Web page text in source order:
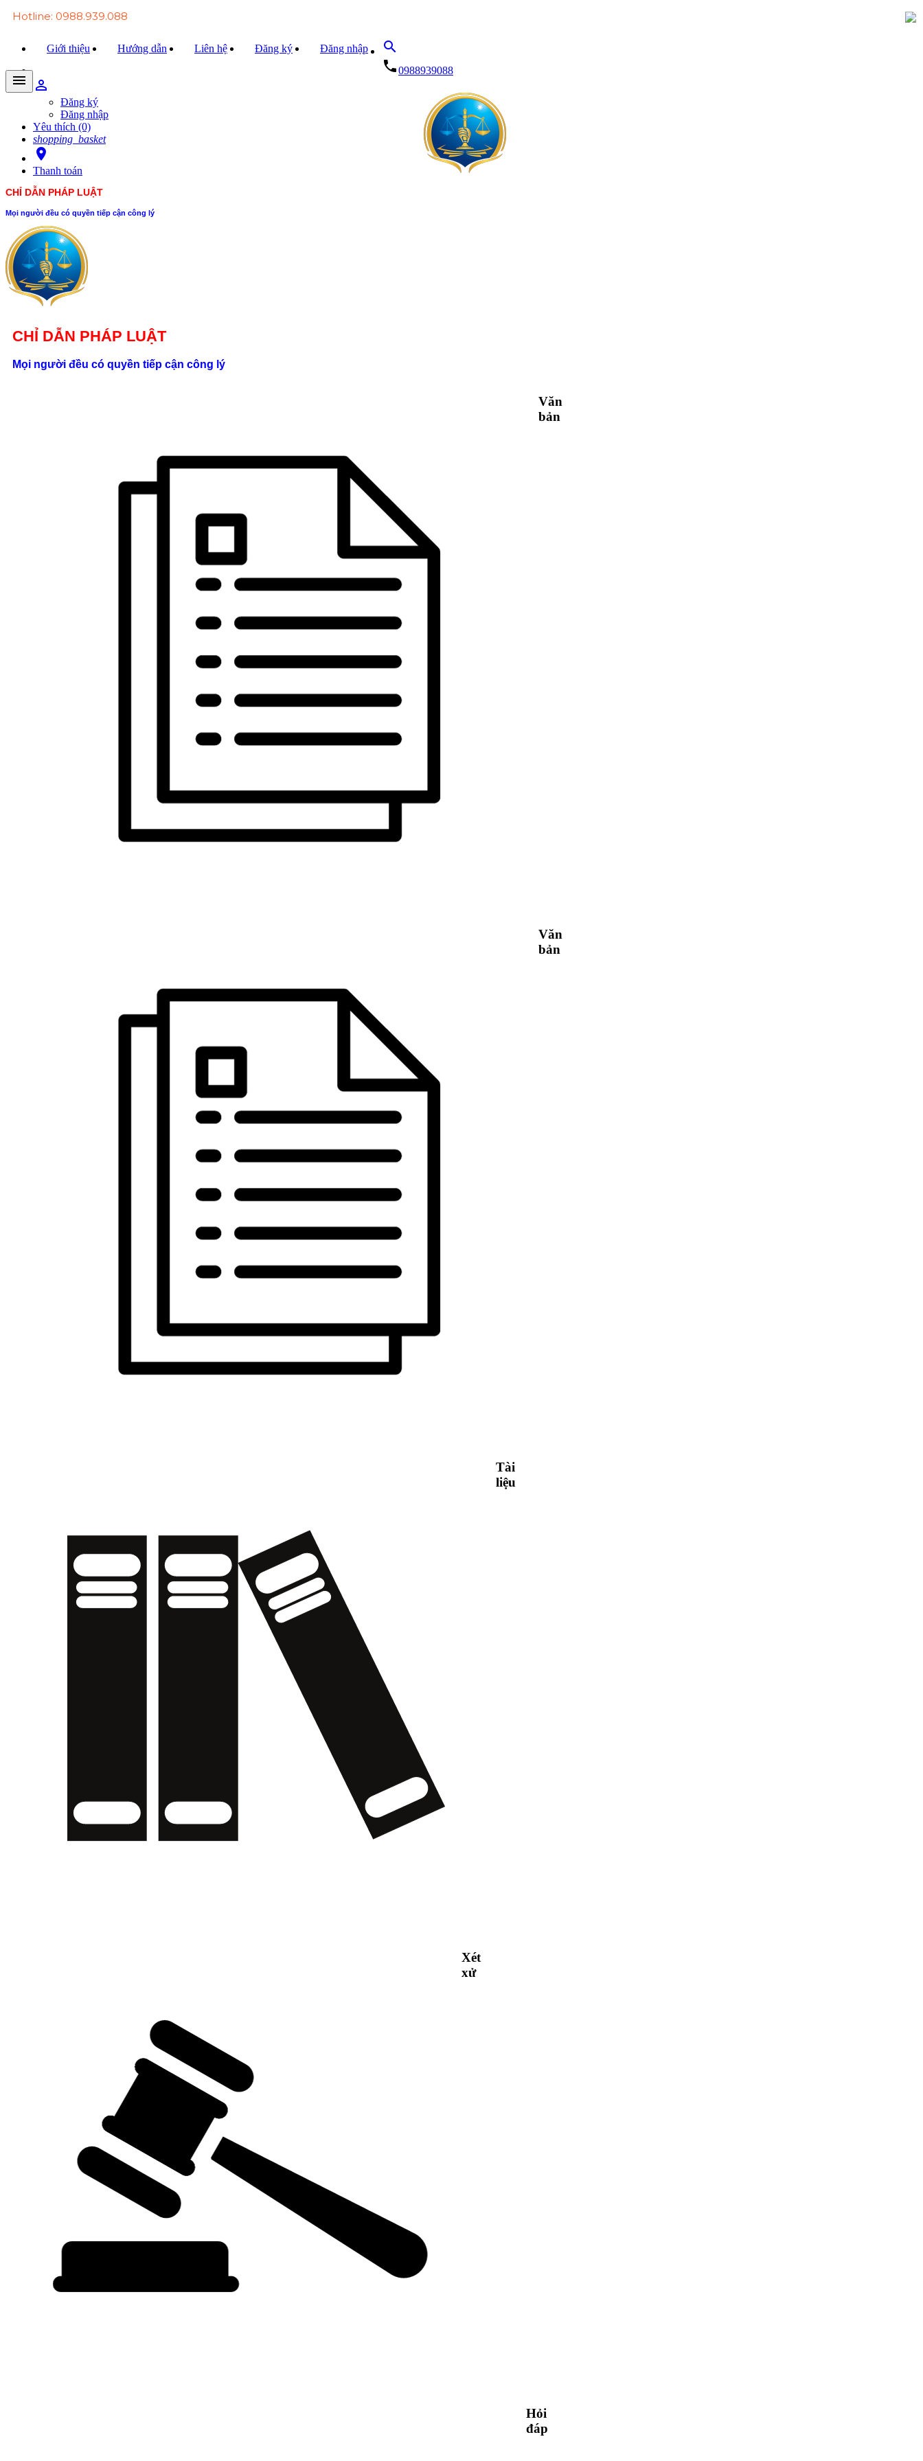
Hotline: 0988.939.088
Giới thiệu Hướng dẫn Liên hệ Đăng ký Đăng nhập
search
local_phone0988939088
person_outline
Đăng ký
Đăng nhập
Yêu thích (0)
shopping_basket
room
Thanh toán
menu
CHỈ DẪN PHÁP LUẬT
Mọi người đều có quyền tiếp cận công lý
CHỈ DẪN PHÁP LUẬT
Mọi người đều có quyền tiếp cận công lý
Văn
bản
Văn
bản
Tài
liệu
Xét
xử
Hỏi
đáp
Văn bản Luật
Văn bản Đảng
Tài liệu
Hỏi - đáp
Trao đổi
Tin tức
Liên hệ
Số 24/2B